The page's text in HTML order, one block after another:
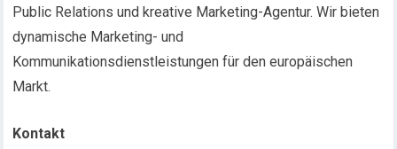
Public Relations und kreative Marketing-Agentur. Wir bieten
dynamische Marketing- und
Kommunikationsdienstleistungen für den europäischen
Markt.
Kontakt